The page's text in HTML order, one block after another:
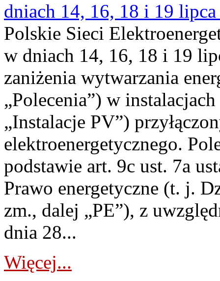
dniach 14, 16, 18 i 19
Polskie Sieci
w dniach 14, 16, 18 i 19
zaniżenia wytwarzania
„Polecenia”) w
„Instalacje PV”)
elektroenergetycznego.
podstawie art. 9c ust. 7a
Prawo energetyczne (t. j.
zm., dalej „PE”), z
dnia 28...
Więcej...